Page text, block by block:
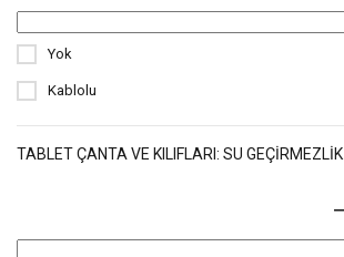
Yok
Kablolu
TABLET ÇANTA VE KILIFLARI: SU GEÇIRMEZLIK